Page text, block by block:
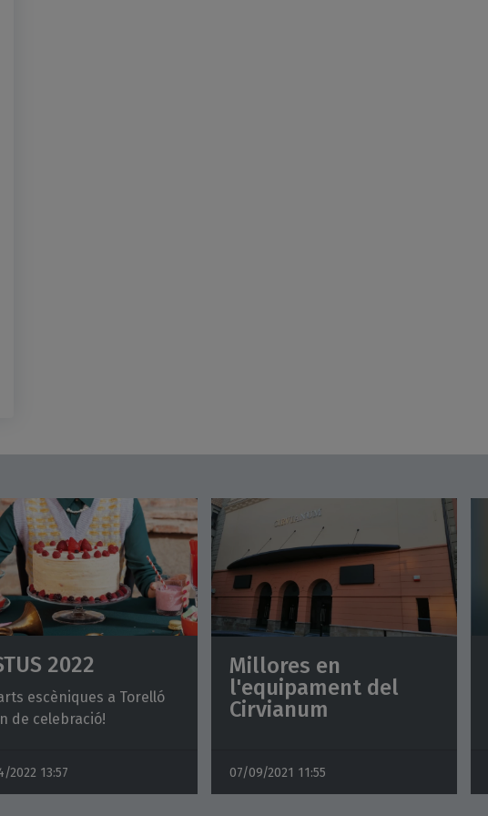
2022
escèniques a Torelló
de celebració!
2022 13:57
Millores en
l'equipament del
Cirvianum
07/09/2021 11:55